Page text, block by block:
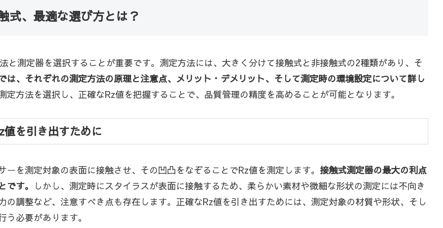
式、最適な選び方とは？
と測定器を選択することが重要です。測定方法には、大きく分けて接触式と非接触式の2種類があり、そ
は、それぞれの測定方法の原理と注意点、メリット・デメリット、そして測定時の環境設定について詳し
定方法を選択し、正確なRz値を把握することで、品質管理の精度を高めることが可能となります。
を引き出すために
を測定対象の表面に接触させ、その凹凸をなぞることでRz値を測定します。 接触式測定器の最大の利点
す。 しかし、測定時にスタイラスが表面に接触するため、柔らかい素材や微細な形状の測定には不向き
調整など、注意すべき点も存在します。正確なRz値を引き出すためには、測定対象の材質や形状、そし
必要があります。